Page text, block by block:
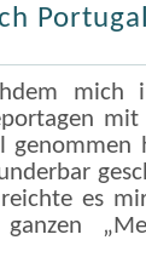
mich
es